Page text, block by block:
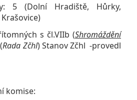
5 (Dolní Hradiště, Hůrky,
s čl.VIIb (Shromáždění
Rada Zčhl) Stanov Zčhl -provedl
komise: